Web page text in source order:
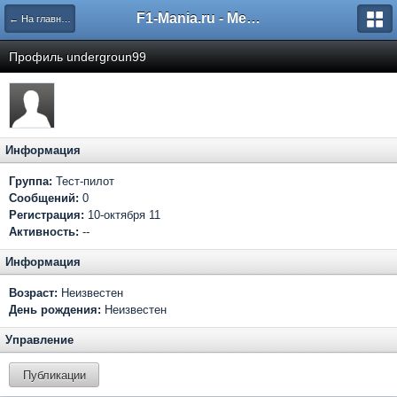
← На главную F1-Mania.ru - Международный чемпионат по симрейсингу
Профиль undergroun99
Информация
Группа: Тест-пилот
Сообщений: 0
Регистрация: 10-октября 11
Активность: --
Информация
Возраст: Неизвестен
День рождения: Неизвестен
Управление
Публикации